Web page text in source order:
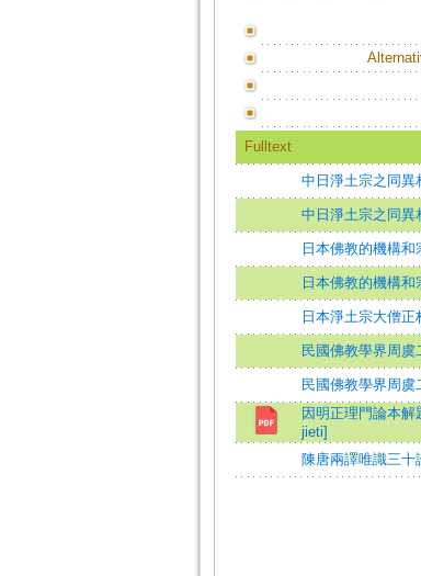
Fulltext
中日淨土宗之同異
中日淨土宗之同異
日本佛教的機構和
日本佛教的機構和
日本淨土宗大僧
民國佛教學界周虞
民國佛教學界周虞
因明正理門論本
jieti]
陳唐兩譯唯識三十